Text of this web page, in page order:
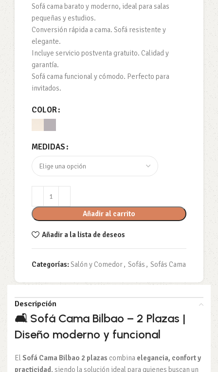
Sofá cama barato y moderno, ideal para salas
pequeñas y estudios.
Conversión rápida a cama. Sofá resistente y
elegante.
Incluye servicio postventa gratuito. Calidad y
garantía.
Sofá cama funcional y cómodo. Perfecto para
invitados.
COLOR
MEDIDAS
Añadir al carrito
Añadir a la lista de deseos
Categorías:Salón y Comedor, Sofás , Sofás Cama
Descripción
🛋️ Sofá Cama Bilbao – 2 Plazas |
Diseño moderno y funcional
ElSofá Cama Bilbao 2 plazas combina elegancia, confort y
practicidad, siendo la solución ideal para quienes buscan un